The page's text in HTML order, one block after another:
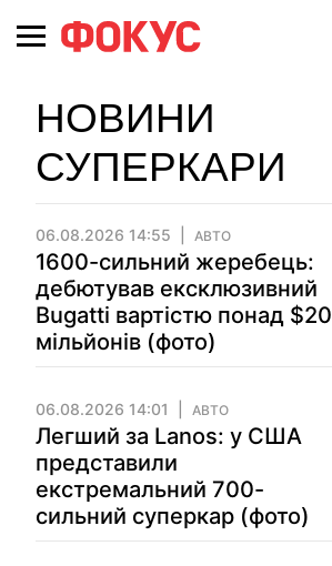
НОВИНИ
СУПЕРКАРИ
06.08.2026 14:55 АВТО
1600-сильний жеребець:
дебютував ексклюзивний
Bugatti вартістю понад $20
мільйонів (фото)
06.08.2026 14:01 АВТО
Легший за Lanos: у США
представили
екстремальний 700-
сильний суперкар (фото)